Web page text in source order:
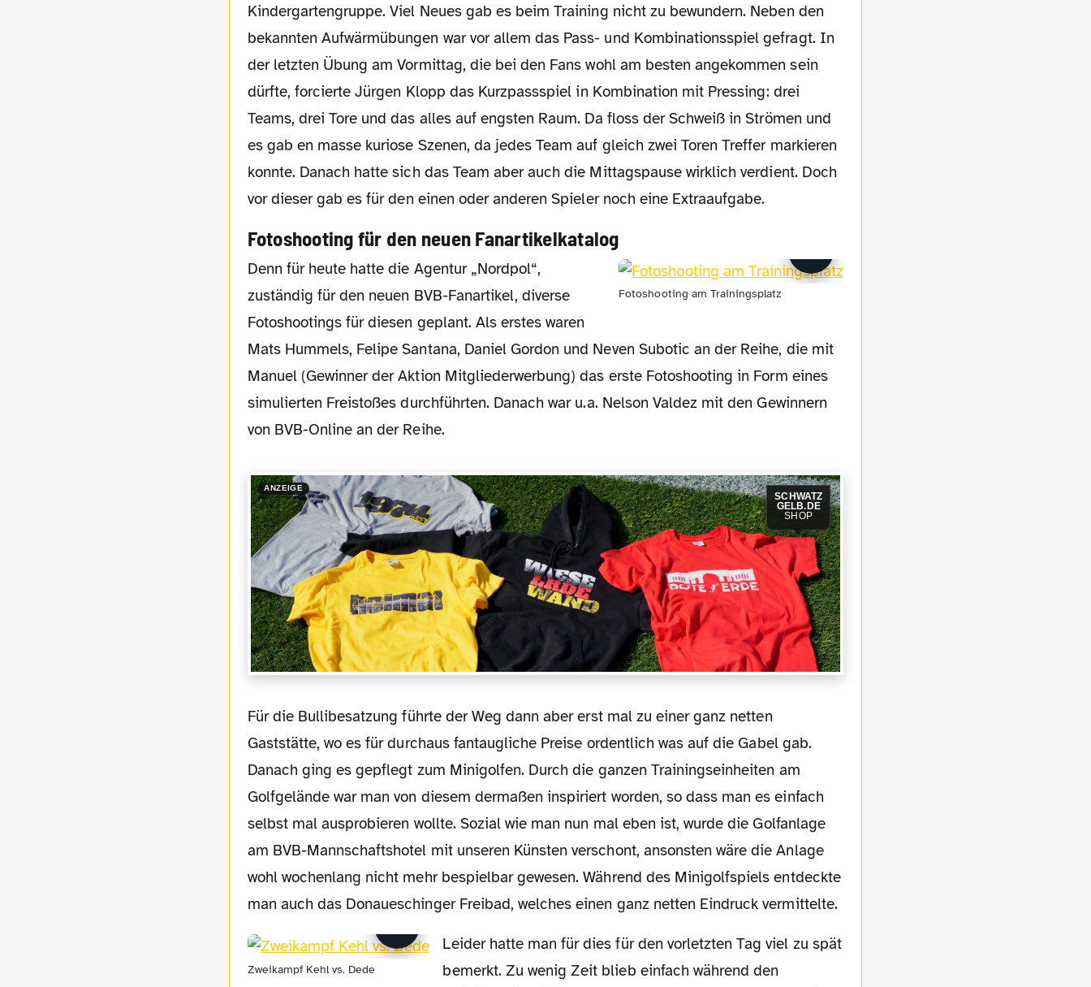
Kindergartengruppe. Viel Neues gab es beim Training nicht zu bewundern. Neben den
bekannten Aufwärmübungen war vor allem das Pass- und Kombinationsspiel gefragt. In
der letzten Übung am Vormittag, die bei den Fans wohl am besten angekommen sein
dürfte, forcierte Jürgen Klopp das Kurzpassspiel in Kombination mit Pressing: drei
Teams, drei Tore und das alles auf engsten Raum. Da floss der Schweiß in Strömen und
es gab en masse kuriose Szenen, da jedes Team auf gleich zwei Toren Treffer markieren
konnte. Danach hatte sich das Team aber auch die Mittagspause wirklich verdient. Doch
vor dieser gab es für den einen oder anderen Spieler noch eine Extraaufgabe.
Fotoshooting für den neuen Fanartikelkatalog
Fotoshooting am Trainingsplatz
Denn für heute hatte die Agentur „Nordpol“,
zuständig für den neuen BVB-Fanartikel, diverse
Fotoshootings für diesen geplant. Als erstes waren
Mats Hummels, Felipe Santana, Daniel Gordon und Neven Subotic an der Reihe, die mit
Manuel (Gewinner der Aktion Mitgliederwerbung) das erste Fotoshooting in Form eines
simulierten Freistoßes durchführten. Danach war u.a. Nelson Valdez mit den Gewinnern
von BVB-Online an der Reihe.
ANZEIGE
SCHWATZ
GELB.DE
SHOP
Für die Bullibesatzung führte der Weg dann aber erst mal zu einer ganz netten
Gaststätte, wo es für durchaus fantaugliche Preise ordentlich was auf die Gabel gab.
Danach ging es gepflegt zum Minigolfen. Durch die ganzen Trainingseinheiten am
Golfgelände war man von diesem dermaßen inspiriert worden, so dass man es einfach
selbst mal ausprobieren wollte. Sozial wie man nun mal eben ist, wurde die Golfanlage
am BVB-Mannschaftshotel mit unseren Künsten verschont, ansonsten wäre die Anlage
wohl wochenlang nicht mehr bespielbar gewesen. Während des Minigolfspiels entdeckte
man auch das Donaueschinger Freibad, welches einen ganz netten Eindruck vermittelte.
Zweikampf Kehl vs. Dede
Leider hatte man für dies für den vorletzten Tag viel zu spät
bemerkt. Zu wenig Zeit blieb einfach während den